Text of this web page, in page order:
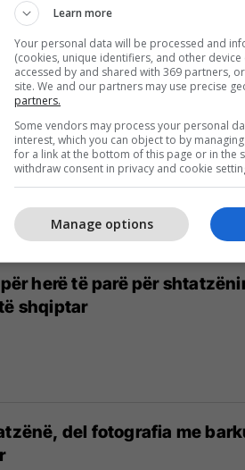
e babait nuk mund t'ia
herë të parë për
shqiptar
del fotografia me
Learn more
Your personal data will be processed and
(cookies, unique identifiers, and other
accessed by and shared with 369 partners,
site. We and our partners may use precise
partners.
Some vendors may process your personal
interest, which you can object to by
for a link at the bottom of this page or in the
withdraw consent in privacy and cookie
Manage options